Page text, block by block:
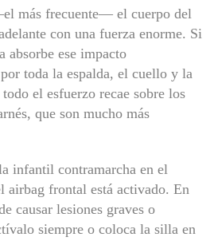
más frecuente— el cuerpo del
con una fuerza enorme. Si
absorbe ese impacto
toda la espalda, el cuello y la
el esfuerzo recae sobre los
que son mucho más
infantil contramarcha en el
airbag frontal está activado. En
causar lesiones graves o
siempre o coloca la silla en